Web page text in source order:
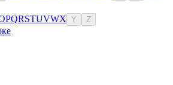
PQRSTUVWX Y Z